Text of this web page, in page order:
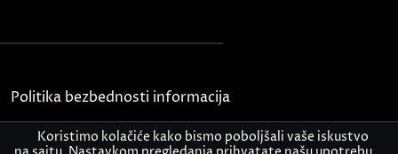
Politika bezbednosti informacija
Kontakt
Koristimo kolačiće kako bismo poboljšali vaše iskustvo